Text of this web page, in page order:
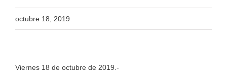
octubre 18, 2019
Larger
Viernes 18 de octubre de 2019.-